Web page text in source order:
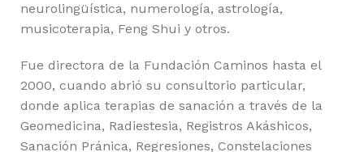
neurolingüística, numerología, astrología,
musicoterapia, Feng Shui y otros.
Fue directora de la Fundación Caminos hasta el
2000, cuando abrió su consultorio particular,
donde aplica terapias de sanación a través de la
Geomedicina, Radiestesia, Registros Akáshicos,
Sanación Pránica, Regresiones, Constelaciones